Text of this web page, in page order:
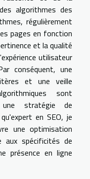
algorithmes des
régulièrement
pages en fonction
et la qualité
utilisateur
conséquent, une
et une veille
sont
une stratégie de
en SEO, je
une optimisation
aux spécificités de
présence en ligne